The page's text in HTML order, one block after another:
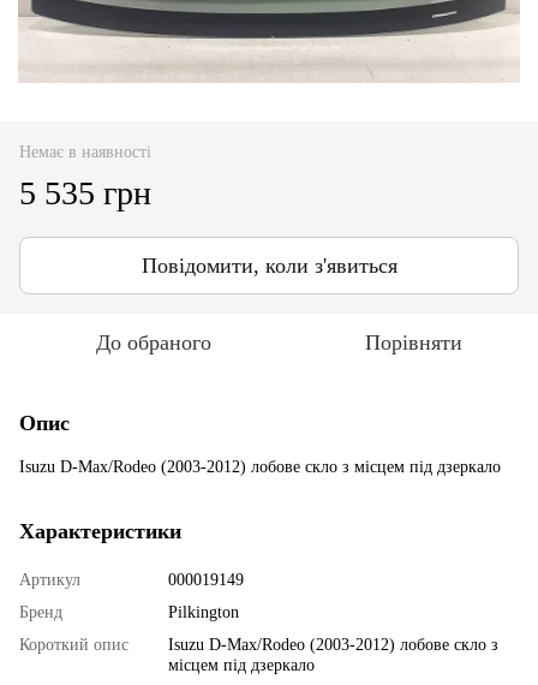
Немає в наявності
5 535 грн
Повідомити, коли з'явиться
До обраного Порівняти
Опис
Isuzu D-Max/Rodeo (2003-2012) лобове скло з місцем під дзеркало
Характеристики
Артикул
000019149
Бренд
Pilkington
Короткий опис
Isuzu D-Max/Rodeo (2003-2012) лобове скло з
місцем під дзеркало